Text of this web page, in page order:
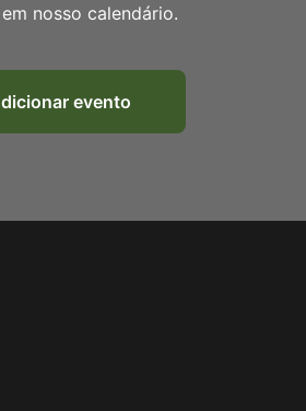
nosso calendário.
evento